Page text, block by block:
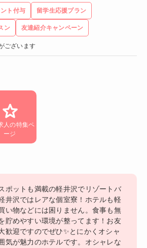
ト付与 留学生応援プラン
ン 友達紹介キャンペーン
ございます
人の特集ペ
ージ
ポットも満載の軽井沢でリゾートバ
井沢ではレアな個室寮！ホテルも軽
い物などには困りません。食事も無
貯めやすい環境が整ってます！お友
歓迎ですのでぜひ✨とにかくオシャ
気が魅力のホテルです。オシャレな